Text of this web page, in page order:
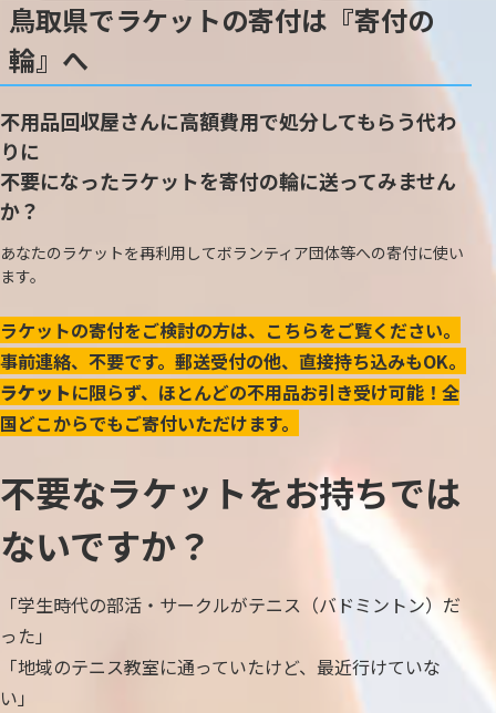
鳥取県でラケットの寄付は『寄付の
輪』へ
不用品回収屋さんに高額費用で処分してもらう代わ
りに
不要になったラケットを寄付の輪に送ってみません
か？
あなたのラケットを再利用してボランティア団体等への寄付に使い
ます。
ラケットの寄付をご検討の方は、こちらをご覧ください。
事前連絡、不要です。郵送受付の他、直接持ち込みもOK。
ラケットに限らず、ほとんどの不用品お引き受け可能！全
国どこからでもご寄付いただけます。
不要なラケットをお持ちでは
ないですか？
「学生時代の部活・サークルがテニス（バドミントン）だ
った」
「地域のテニス教室に通っていたけど、最近行けていな
い」